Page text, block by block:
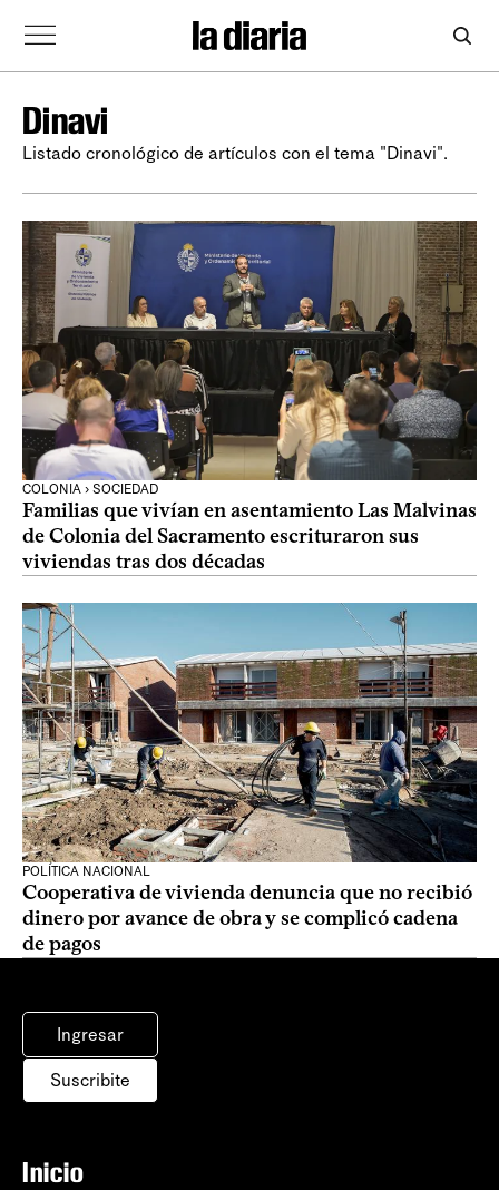
Dinavi
Listado cronológico de artículos con el tema "Dinavi".
COLONIA › SOCIEDAD
Familias que vivían en asentamiento Las Malvinas
de Colonia del Sacramento escrituraron sus
viviendas tras dos décadas
POLÍTICA NACIONAL
Cooperativa de vivienda denuncia que no recibió
dinero por avance de obra y se complicó cadena
de pagos
Ingresar
Suscribite
Inicio